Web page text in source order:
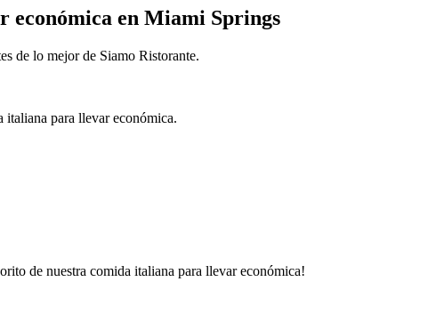
económica en Miami Springs
de lo mejor de Siamo Ristorante.
italiana para llevar económica.
de nuestra comida italiana para llevar económica!